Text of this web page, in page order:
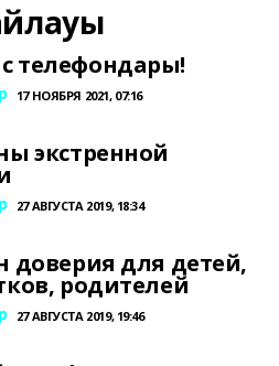
телефондары!
17 НОЯБРЯ 2021, 07:16
экстренной
27 АВГУСТА 2019, 18:34
доверия для детей,
родителей
27 АВГУСТА 2019, 19:46